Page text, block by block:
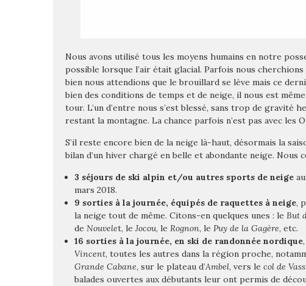
Nous avons utilisé tous les moyens humains en notre
possible lorsque l’air était glacial. Parfois nous
bien nous attendions que le brouillard se lève mais ce
bien des conditions de temps et de neige, il nous est
tour. L’un d’entre nous s’est blessé, sans trop de
restant la montagne. La chance parfois n’est pas avec
S’il reste encore bien de la neige là-haut, désormais la
bilan d’un hiver chargé en belle et abondante neige. Nous
3 séjours de ski alpin et/ou autres sports de neige
mars 2018.
9 sorties à la journée, équipés de raquettes à neige,
la neige tout de même. Citons-en quelques unes : le But
de Nouvelet, le Jocou, le Rognon, le Puy de la Gagère, etc.
16 sorties à la journée, en ski de randonnée nordique
Vincent, toutes les autres dans la région proche,
Grande Cabane, sur le plateau d’Ambel, vers le col de
balades ouvertes aux débutants leur ont permis de